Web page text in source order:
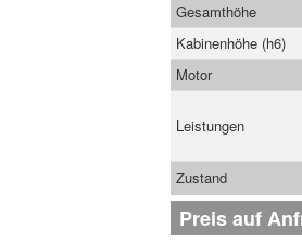
Gesamthöhe
Kabinenhöhe (h6)
Motor
Leistungen
Zustand
Preis auf